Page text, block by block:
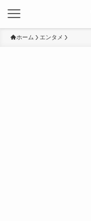
ホーム エンタメ